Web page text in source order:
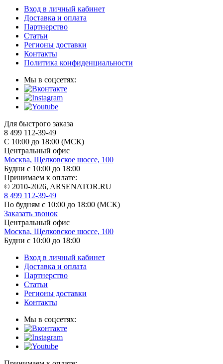
Вход в личный кабинет
Доставка и оплата
Партнерство
Статьи
Регионы доставки
Контакты
Политика конфиденциальности
Мы в соцсетях:
Для быстрого заказа
8 499 112-39-49
С 10:00 до 18:00 (МСК)
Центральный офис
Москва, Щелковское шоссе, 100
Будни с 10:00 до 18:00
Принимаем к оплате:
© 2010-2026, ARSENATOR.RU
8 499 112-39-49
По будням с 10:00 до 18:00 (МСК)
Заказать звонок
Центральный офис
Москва, Щелковское шоссе, 100
Будни с 10:00 до 18:00
Вход в личный кабинет
Доставка и оплата
Партнерство
Статьи
Регионы доставки
Контакты
Мы в соцсетях: